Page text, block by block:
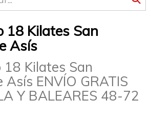
18 Kilates San
Asís
18 Kilates San
Asís ENVÍO GRATIS
Y BALEARES 48-72